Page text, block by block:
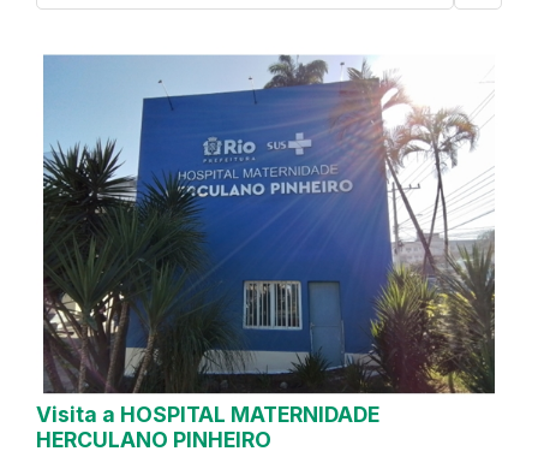
Visita a HOSPITAL MATERNIDADE
HERCULANO PINHEIRO